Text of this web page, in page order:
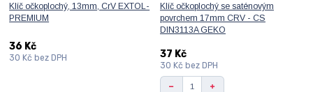
Klíč očkoplochý, 13mm, CrV EXTOL-
PREMIUM
36 Kč
30 Kč bez DPH
Klíč očkoplochý se saténovým
povrchem 17mm CRV - CS
DIN3113A GEKO
37 Kč
30 Kč bez DPH